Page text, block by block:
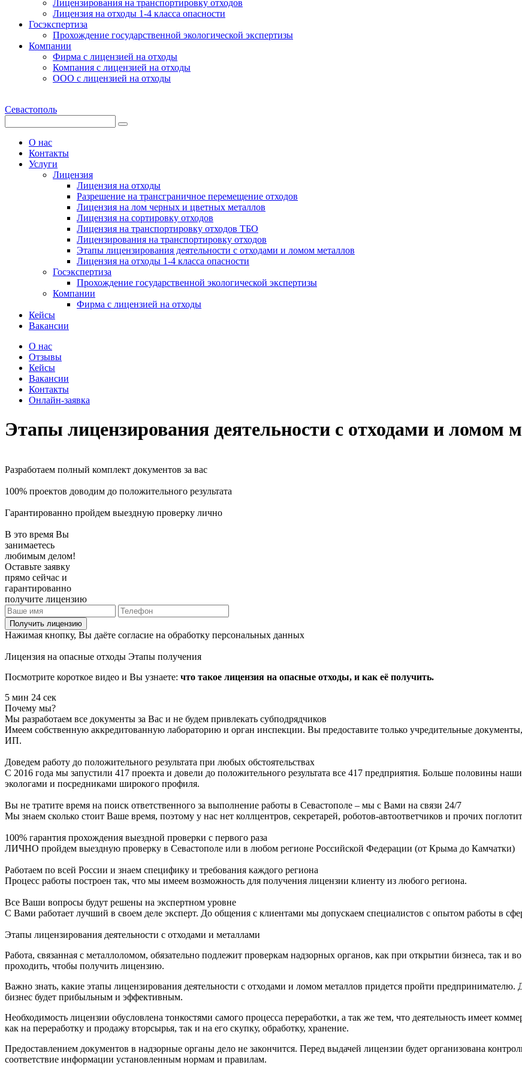
Лицензирования на транспортировку отходов
Лицензия на отходы 1-4 класса опасности
Госэкспертиза
Прохождение государственной экологической экспертизы
Компании
Фирма с лицензией на отходы
Компания с лицензией на отходы
ООО с лицензией на отходы
Севастополь
О нас
Контакты
Услуги
Лицензия
Лицензия на отходы
Разрешение на трансграничное перемещение отходов
Лицензия на лом черных и цветных металлов
Лицензия на сортировку отходов
Лицензия на транспортировку отходов ТБО
Лицензирования на транспортировку отходов
Этапы лицензирования деятельности с отходами и ломом металлов
Лицензия на отходы 1-4 класса опасности
Госэкспертиза
Прохождение государственной экологической экспертизы
Компании
Фирма с лицензией на отходы
Кейсы
Вакансии
О нас
Отзывы
Кейсы
Вакансии
Контакты
Онлайн-заявка
Этапы лицензирования деятельности с отходами и ломом
Разработаем полный комплект документов за вас
100% проектов доводим до положительного результата
Гарантированно пройдем выездную проверку лично
В это время Вы
занимаетесь
любимым делом!
Оставьте заявку
прямо сейчас и
гарантированно
получите лицензию
Получить лицензию
Нажимая кнопку, Вы даёте согласие на обработку персональных данных
Лицензия на опасные отходы Этапы получения
Посмотрите короткое видео и Вы узнаете: что такое лицензия на опасные отходы, и как её получить.
5 мин 24 сек
Почему мы?
Мы разработаем все документы за Вас и не будем привлекать субподрядчиков
Имеем собственную аккредитованную лабораторию и орган инспекции. Вы предоставите только учредительные
ИП.
Доведем работу до положительного результата при любых обстоятельствах
С 2016 года мы запустили 417 проекта и довели до положительного результата все 417 предприятия. Больше половины
экологами и посредниками широкого профиля.
Вы не тратите время на поиск ответственного за выполнение работы в Севастополе – мы с Вами на связи 24/7
Мы знаем сколько стоит Ваше время, поэтому у нас нет коллцентров, секретарей, роботов-автоответчиков и прочих
100% гарантия прохождения выездной проверки с первого раза
ЛИЧНО пройдем выездную проверку в Севастополе или в любом регионе Российской Федерации (от Крыма до Камчатки)
Работаем по всей России и знаем специфику и требования каждого региона
Процесс работы построен так, что мы имеем возможность для получения лицензии клиенту из любого региона.
Все Ваши вопросы будут решены на экспертном уровне
С Вами работает лучший в своем деле эксперт. До общения с клиентами мы допускаем специалистов с опытом работы в
Этапы лицензирования деятельности с отходами и металлами
Работа, связанная с металлоломом, обязательно подлежит проверкам надзорных органов, как при открытии бизнеса, так и
проходить, чтобы получить лицензию.
Важно знать, какие этапы лицензирования деятельности с отходами и ломом металлов придется пройти предпринимателю.
бизнес будет прибыльным и эффективным.
Необходимость лицензии обусловлена тонкостями самого процесса переработки, а так же тем, что деятельность имеет
как на переработку и продажу вторсырья, так и на его скупку, обработку, хранение.
Предоставлением документов в надзорные органы дело не закончится. Перед выдачей лицензии будет организована
соответствие информации установленным нормам и правилам.